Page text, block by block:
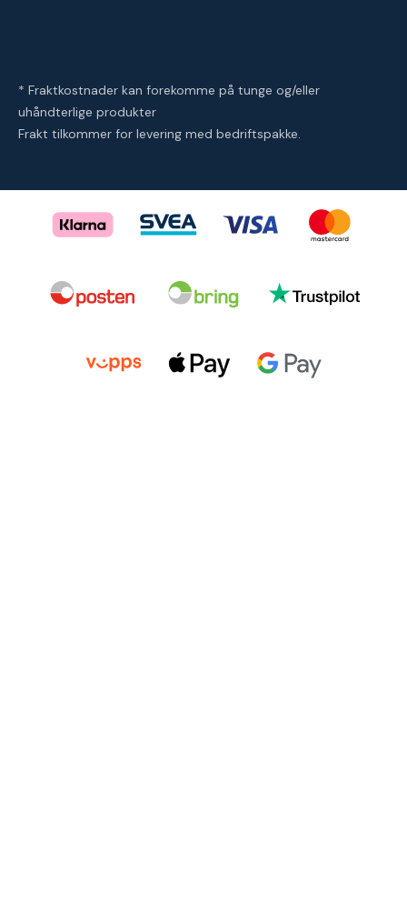
* Fraktkostnader kan forekomme på tunge og/eller
uhåndterlige produkter
Frakt tilkommer for levering med bedriftspakke.